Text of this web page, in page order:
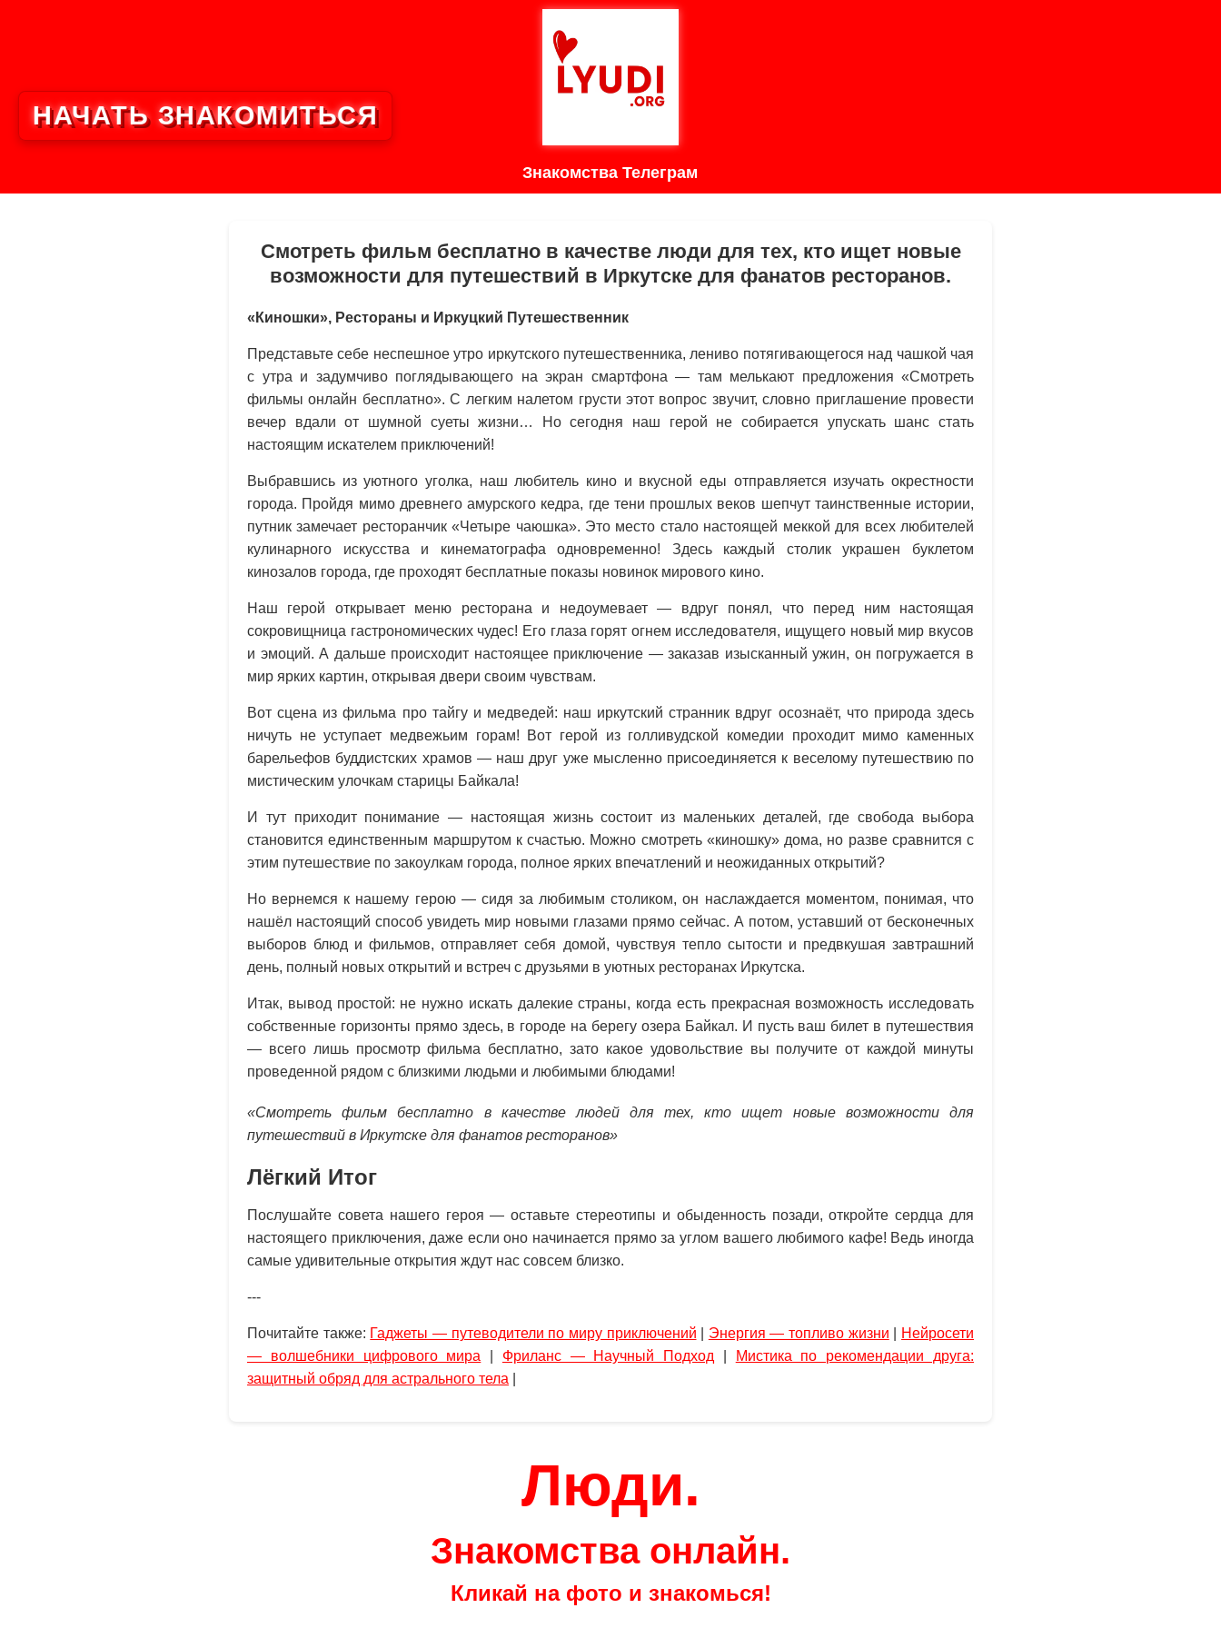
Знакомства Телеграм
Смотреть фильм бесплатно в качестве люди для тех, кто ищет новые
возможности для путешествий в Иркутске для фанатов ресторанов.
«Киношки», Рестораны и Иркуцкий Путешественник
Представьте себе неспешное утро иркутского путешественника, лениво потягивающегося над чашкой чая
с утра и задумчиво поглядывающего на экран смартфона — там мелькают предложения «Смотреть
фильмы онлайн бесплатно». С легким налетом грусти этот вопрос звучит, словно приглашение провести
вечер вдали от шумной суеты жизни… Но сегодня наш герой не собирается упускать шанс стать
настоящим искателем приключений!
Выбравшись из уютного уголка, наш любитель кино и вкусной еды отправляется изучать окрестности
города. Пройдя мимо древнего амурского кедра, где тени прошлых веков шепчут таинственные истории,
путник замечает ресторанчик «Четыре чаюшка». Это место стало настоящей меккой для всех любителей
кулинарного искусства и кинематографа одновременно! Здесь каждый столик украшен буклетом
кинозалов города, где проходят бесплатные показы новинок мирового кино.
Наш герой открывает меню ресторана и недоумевает — вдруг понял, что перед ним настоящая
сокровищница гастрономических чудес! Его глаза горят огнем исследователя, ищущего новый мир вкусов
и эмоций. А дальше происходит настоящее приключение — заказав изысканный ужин, он погружается в
мир ярких картин, открывая двери своим чувствам.
Вот сцена из фильма про тайгу и медведей: наш иркутский странник вдруг осознаёт, что природа здесь
ничуть не уступает медвежьим горам! Вот герой из голливудской комедии проходит мимо каменных
барельефов буддистских храмов — наш друг уже мысленно присоединяется к веселому путешествию по
мистическим улочкам старицы Байкала!
И тут приходит понимание — настоящая жизнь состоит из маленьких деталей, где свобода выбора
становится единственным маршрутом к счастью. Можно смотреть «киношку» дома, но разве сравнится с
этим путешествие по закоулкам города, полное ярких впечатлений и неожиданных открытий?
Но вернемся к нашему герою — сидя за любимым столиком, он наслаждается моментом, понимая, что
нашёл настоящий способ увидеть мир новыми глазами прямо сейчас. А потом, уставший от бесконечных
выборов блюд и фильмов, отправляет себя домой, чувствуя тепло сытости и предвкушая завтрашний
день, полный новых открытий и встреч с друзьями в уютных ресторанах Иркутска.
Итак, вывод простой: не нужно искать далекие страны, когда есть прекрасная возможность исследовать
собственные горизонты прямо здесь, в городе на берегу озера Байкал. И пусть ваш билет в путешествия
— всего лишь просмотр фильма бесплатно, зато какое удовольствие вы получите от каждой минуты
проведенной рядом с близкими людьми и любимыми блюдами!
«Смотреть фильм бесплатно в качестве людей для тех, кто ищет новые возможности для
путешествий в Иркутске для фанатов ресторанов»
Лёгкий Итог
Послушайте совета нашего героя — оставьте стереотипы и обыденность позади, откройте сердца для
настоящего приключения, даже если оно начинается прямо за углом вашего любимого кафе! Ведь иногда
самые удивительные открытия ждут нас совсем близко.
---
Почитайте также: Гаджеты — путеводители по миру приключений Энергия — топливо жизни
Нейросети
— волшебники цифрового мира
Фриланс — Научный Подход
Мистика по рекомендации друга:
защитный обряд для астрального тела
Люди.
Знакомства онлайн.
Кликай на фото и знакомься!
НАЧАТЬ ЗНАКОМИТЬСЯ